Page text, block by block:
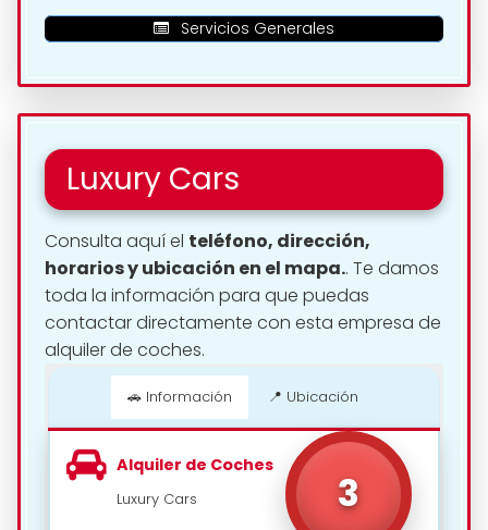
📍 Cómo llegar
Servicios Generales
Luxury Cars
Consulta aquí el teléfono, dirección,
horarios y ubicación en el mapa.. Te damos
toda la información para que puedas
contactar directamente con esta empresa de
alquiler de coches.
🚗 Información 📍 Ubicación
3
Alquiler de Coches
Luxury Cars